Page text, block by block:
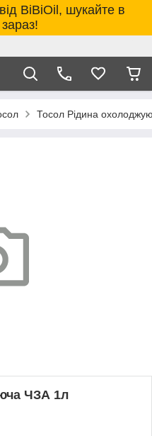
BiBiOil, шукайте в
зараз!
Тосол Рідина
ЧЗА 1л